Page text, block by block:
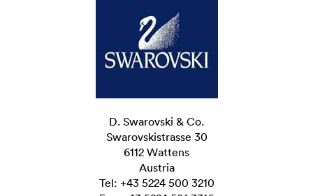
D. Swarovski & Co.
Swarovskistrasse 30
6112 Wattens
Austria
Tel: +43 5224 500 3210